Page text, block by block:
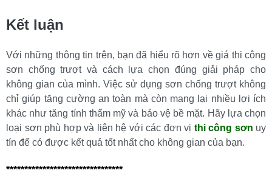
Kết luận
Với những thông tin trên, bạn đã hiểu rõ hơn về giá thi công
sơn chống trượt và cách lựa chọn đúng giải pháp cho
không gian của mình. Việc sử dụng sơn chống trượt không
chỉ giúp tăng cường an toàn mà còn mang lại nhiều lợi ích
khác như tăng tính thẩm mỹ và bảo vệ bề mặt. Hãy lựa chọn
loại sơn phù hợp và liên hệ với các đơn vị thi công sơn uy
tín để có được kết quả tốt nhất cho không gian của bạn.
********************************